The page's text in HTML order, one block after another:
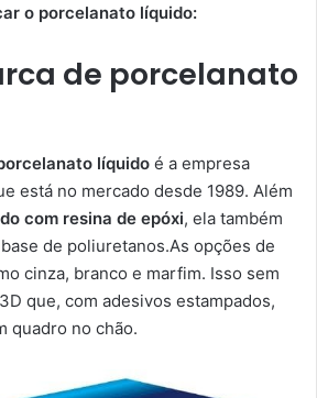
o porcelanato líquido:
de porcelanato
líquido é a empresa
está no mercado desde 1989. Além
com resina de epóxi, ela também
de poliuretanos.As opções de
cinza, branco e marfim. Isso sem
que, com adesivos estampados,
quadro no chão.